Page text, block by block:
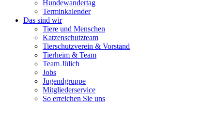
Hundewandertag
Terminkalender
Das sind wir
Tiere und Menschen
Katzenschutzteam
Tierschutzverein & Vorstand
Tierheim & Team
Team Jülich
Jobs
Jugendgruppe
Mitgliederservice
So erreichen Sie uns